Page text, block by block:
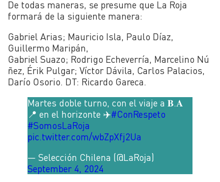
De todas maneras, se presume que La Roja
formará de la siguiente manera:
Gabriel Arias; Mauricio Isla, Paulo Díaz,
Guillermo Maripán,
Gabriel Suazo; Rodrigo Echeverría, Marcelino Nú
ñez, Érik Pulgar; Víctor Dávila, Carlos Palacios,
Darío Osorio. DT: Ricardo Gareca.
Martes doble turno, con el viaje a 𝐁.𝐀
📍 en el horizonte ✈️#ConRespeto
#SomosLaRoja
pic.twitter.com/wbZpXfj2Ua
— Selección Chilena (@LaRoja)
September 4, 2024